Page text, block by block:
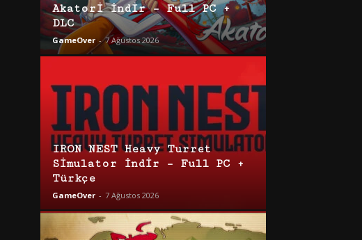
Akatori İndir – Full PC +
DLC
GameOver - 7 Ağustos 2026
IRON NEST Heavy Turret
Simulator İndir – Full PC +
Türkçe
GameOver - 7 Ağustos 2026